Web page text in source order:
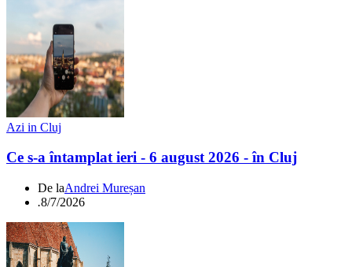
Azi in Cluj
Ce s-a întamplat ieri - 6 august 2026 - în Cluj
De laAndrei Mureșan
.8/7/2026